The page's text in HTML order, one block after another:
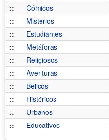
::
Cómicos
::
Misterios
::
Estudiantes
::
Metáforas
::
Religiosos
::
Aventuras
::
Bélicos
::
Históricos
::
Urbanos
::
Educativos